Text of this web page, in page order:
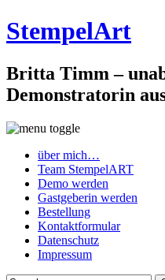
StempelArt
Britta Timm –
Demonstratorin
über mich…
Team StempelART
Demo werden
Gastgeberin werden
Bestellung
Kontaktformular
Datenschutz
Impressum